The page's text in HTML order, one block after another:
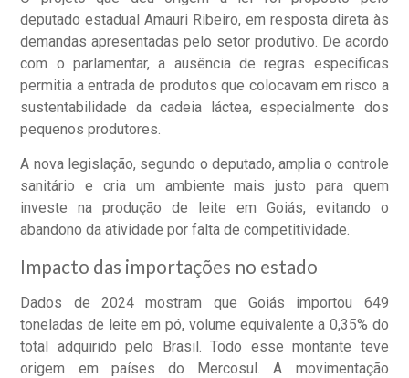
deputado estadual Amauri Ribeiro, em resposta direta às
demandas apresentadas pelo setor produtivo. De acordo
com o parlamentar, a ausência de regras específicas
permitia a entrada de produtos que colocavam em risco a
sustentabilidade da cadeia láctea, especialmente dos
pequenos produtores.
A nova legislação, segundo o deputado, amplia o controle
sanitário e cria um ambiente mais justo para quem
investe na produção de leite em Goiás, evitando o
abandono da atividade por falta de competitividade.
Impacto das importações no estado
Dados de 2024 mostram que Goiás importou 649
toneladas de leite em pó, volume equivalente a 0,35% do
total adquirido pelo Brasil. Todo esse montante teve
origem em países do Mercosul. A movimentação